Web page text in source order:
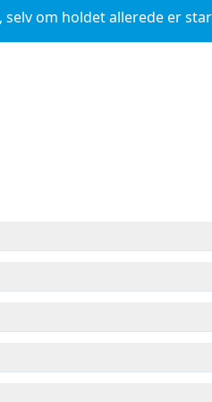
selv om holdet allerede er